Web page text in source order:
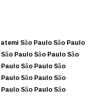
São PauloSão Paulo
São PauloSão PauloSão
São PauloSão
São PauloSão
São PauloSão